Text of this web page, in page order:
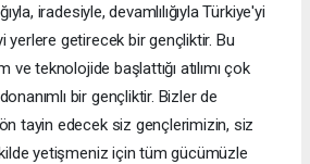
iradesiyle, devamlılığıyla Türkiye'yi
yerlere getirecek bir gençliktir. Bu
ve teknolojide başlattığı atılımı çok
bir gençliktir. Bizler de
tayin edecek siz gençlerimizin, siz
yetişmeniz için tüm gücümüzle